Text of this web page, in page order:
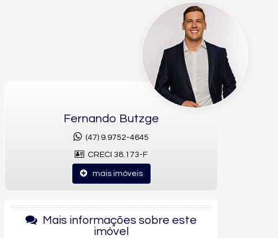
Fernando Butzge
(47) 9.9752-4645
CRECI 38.173-F
mais imóveis
Mais informações sobre este
imóvel